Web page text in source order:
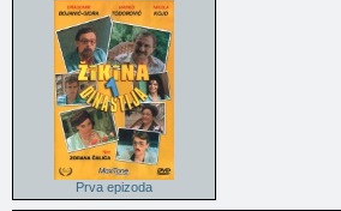
Prva epizoda